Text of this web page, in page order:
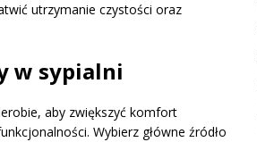
utrzymanie czystości oraz
w sypialni
aby zwiększyć komfort
Wybierz główne źródło